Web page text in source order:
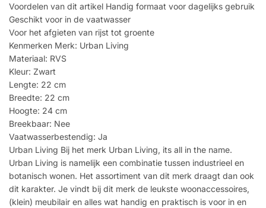
Voordelen van dit artikel Handig formaat voor dagelijks gebruik
Geschikt voor in de vaatwasser
Voor het afgieten van rijst tot groente
Kenmerken Merk: Urban Living
Materiaal: RVS
Kleur: Zwart
Lengte: 22 cm
Breedte: 22 cm
Hoogte: 24 cm
Breekbaar: Nee
Vaatwasserbestendig: Ja
Urban Living Bij het merk Urban Living, its all in the name.
Urban Living is namelijk een combinatie tussen industrieel en
botanisch wonen. Het assortiment van dit merk draagt dan ook
dit karakter. Je vindt bij dit merk de leukste woonaccessoires,
(klein) meubilair en alles wat handig en praktisch is voor in en